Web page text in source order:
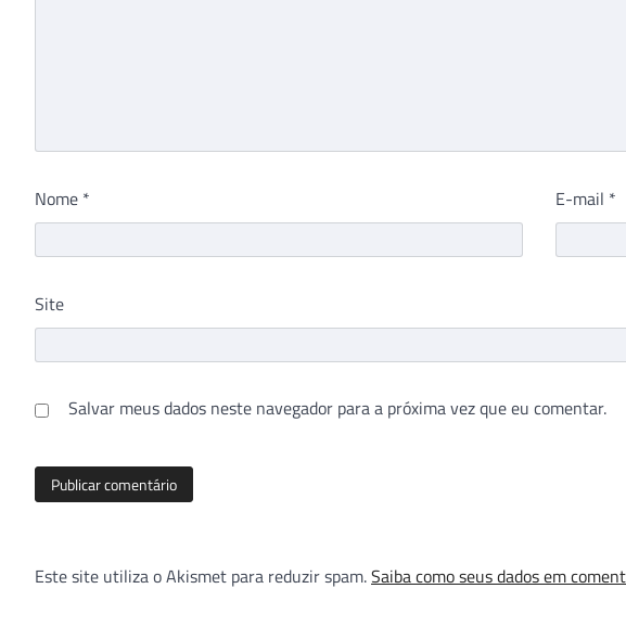
Nome * E-mail *
Site
Salvar meus dados neste navegador para a próxima vez que eu comentar.
Este site utiliza o Akismet para reduzir spam.Saiba como seus dados em